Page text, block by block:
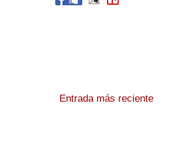
Entrada más reciente